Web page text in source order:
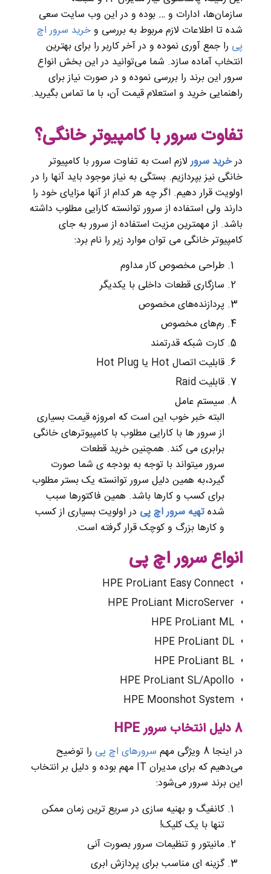
سازمان‌‌ها، ادارات و … بوده و در این وب سایت سعی
شده تا اطلاعات لازم مربوط به بررسی وخرید سرور اچ
پی را جمع آوری نموده و در آخر کاربر را برای بهترین
انتخاب آماده سازد. شما ‌می‌توانید در این بخش انواع
سرور این برند را بررسی نموده و در صورت نیاز برای
راهنمایی خرید و استعلام قیمت آن، با ما تماس بگیرید.
تفاوت سرور با کامپیوتر خانگی؟
درخرید سرورلازم است به تفاوت سرور با کامپیوتر
خانگی نیز بپردازیم. بستگی به نیاز موجود باید آنها را در
اولویت قرار دهیم. اگر چه هر کدام از آنها مزایای خود را
دارند ولی استفاده از سرور توانسته کارایی مطلوب داشته
باشد. از مهمترین مزیت استفاده از سرور به جای
کامپیوتر خانگی می توان موارد زیر را نام برد:
طراحی مخصوص کار مداوم
سازگاری قطعات داخلی با یکدیگر
پردازنده‌های مخصوص
رم‌های مخصوص
کارت شبکه قدرتمند
قابلیت اتصال Hot یا Hot Plug
قابلیت Raid
سیستم عامل
البته خبر خوب این است که امروزه قیمت بسیاری
از سرور ها با کارایی مطلوب با کامپیوترهای خانگی
برابری می کند. همچنین خرید قطعات
سرور میتواند با توجه به بودجه ی شما صورت
گیرد،به همین دلیل سرور توانسته یک بستر مطلوب
برای کسب و کارها باشد. همین فاکتورها سبب
شدهتهیه سرور اچ پی در اولویت بسیاری از کسب
و کارها بزرگ و کوچک قرار گرفته است.
انواع سرور اچ پی
HPE ProLiant Easy Connect
HPE ProLiant MicroServer
HPE ProLiant ML
HPE ProLiant DL
HPE ProLiant BL
HPE ProLiant SL/Apollo
HPE Moonshot System
8 دلیل انتخاب سرور HPE
در اینجا 8 ویژگی مهم سرورهای اچ پی را توضیح
‌می‌دهیم که برای مدیران IT مهم بوده و دلیل بر انتخاب
این برند سرور ‌می‌شود:
کانفیگ و بهنیه سازی در سریع ترین زمان ممکن
تنها با یک کلیک!
مانیتور و تنظیمات سرور بصورت آنی
گزینه ای مناسب برای پردازش ابری